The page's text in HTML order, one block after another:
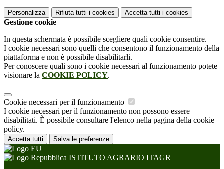
Personalizza Rifiuta tutti i cookies Accetta tutti i cookies
Gestione cookie
In questa schermata è possibile scegliere quali cookie consentire.
I cookie necessari sono quelli che consentono il funzionamento della
piattaforma e non è possibile disabilitarli.
Per conoscere quali sono i cookie necessari al funzionamento potete
visionare la COOKIE POLICY.
Cookie necessari per il funzionamento
I cookie necessari per il funzionamento non possono essere
disabilitati. È possibile consultare l'elenco nella pagina della cookie
policy.
Accetta tutti Salva le preferenze
ISTITUTO AGRARIO ITAGR